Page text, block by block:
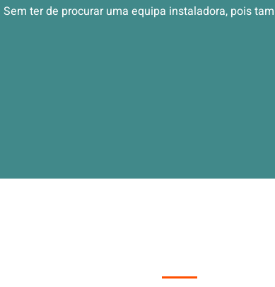
Sem ter de procurar uma equipa instaladora, pois